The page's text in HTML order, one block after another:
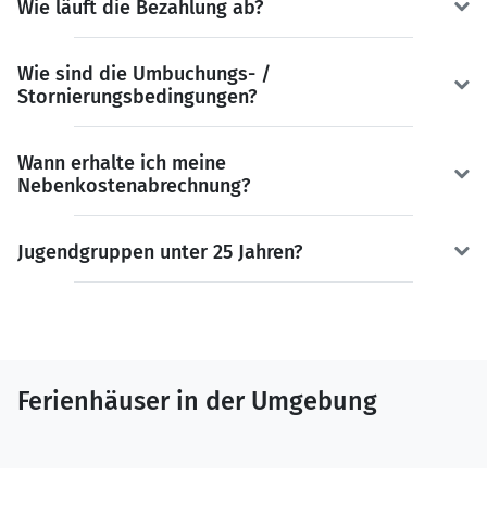
Wie läuft die Bezahlung ab?
Wie sind die Umbuchungs- /
Stornierungsbedingungen?
Wann erhalte ich meine
Nebenkostenabrechnung?
Jugendgruppen unter 25 Jahren?
Ferienhäuser in der Umgebung